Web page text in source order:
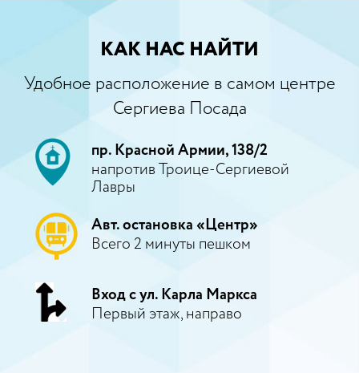
КАК НАС НАЙТИ
Удобное расположение в самом центре
Сергиева Посада
пр. Красной Армии, 138/2
напротив Троице-Сергиевой
Лавры
Авт. остановка «Центр»
Всего 2 минуты пешком
Вход с ул. Карла Маркса
Первый этаж, направо